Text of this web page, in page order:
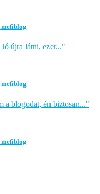
mefiblog
újra látni, ezer..."
mefiblog
a blogodat, én biztosan..."
mefiblog